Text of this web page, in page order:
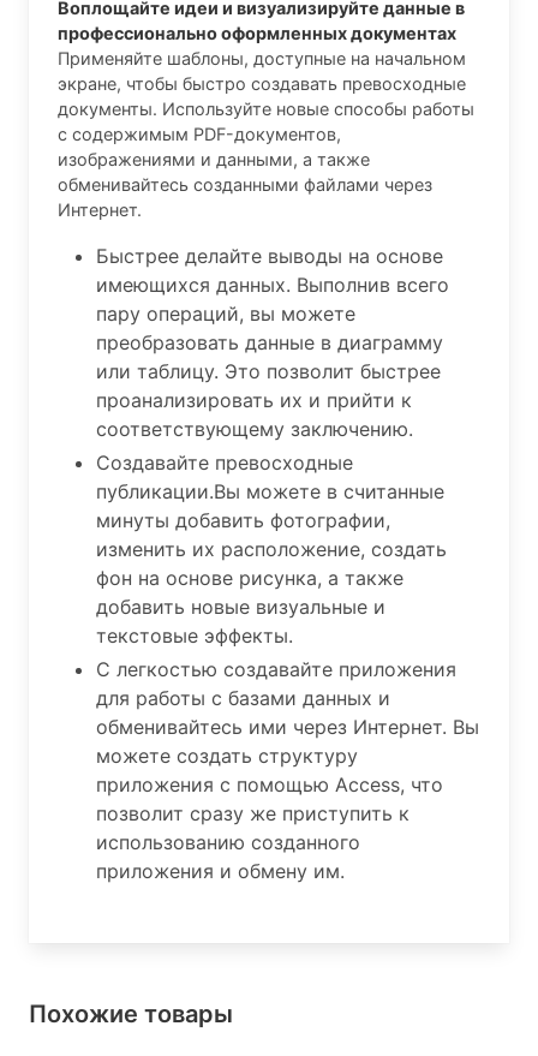
Воплощайте идеи и визуализируйте данные в
профессионально оформленных документах
Применяйте шаблоны, доступные на начальном
экране, чтобы быстро создавать превосходные
документы. Используйте новые способы работы
с содержимым PDF-документов,
изображениями и данными, а также
обменивайтесь созданными файлами через
Интернет.
Быстрее делайте выводы на основе
имеющихся данных. Выполнив всего
пару операций, вы можете
преобразовать данные в диаграмму
или таблицу. Это позволит быстрее
проанализировать их и прийти к
соответствующему заключению.
Создавайте превосходные
публикации.Вы можете в считанные
минуты добавить фотографии,
изменить их расположение, создать
фон на основе рисунка, а также
добавить новые визуальные и
текстовые эффекты.
С легкостью создавайте приложения
для работы с базами данных и
обменивайтесь ими через Интернет. Вы
можете создать структуру
приложения с помощью Access, что
позволит сразу же приступить к
использованию созданного
приложения и обмену им.
Похожие товары